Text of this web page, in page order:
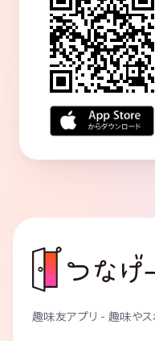
趣味友アプリ - 趣味やス